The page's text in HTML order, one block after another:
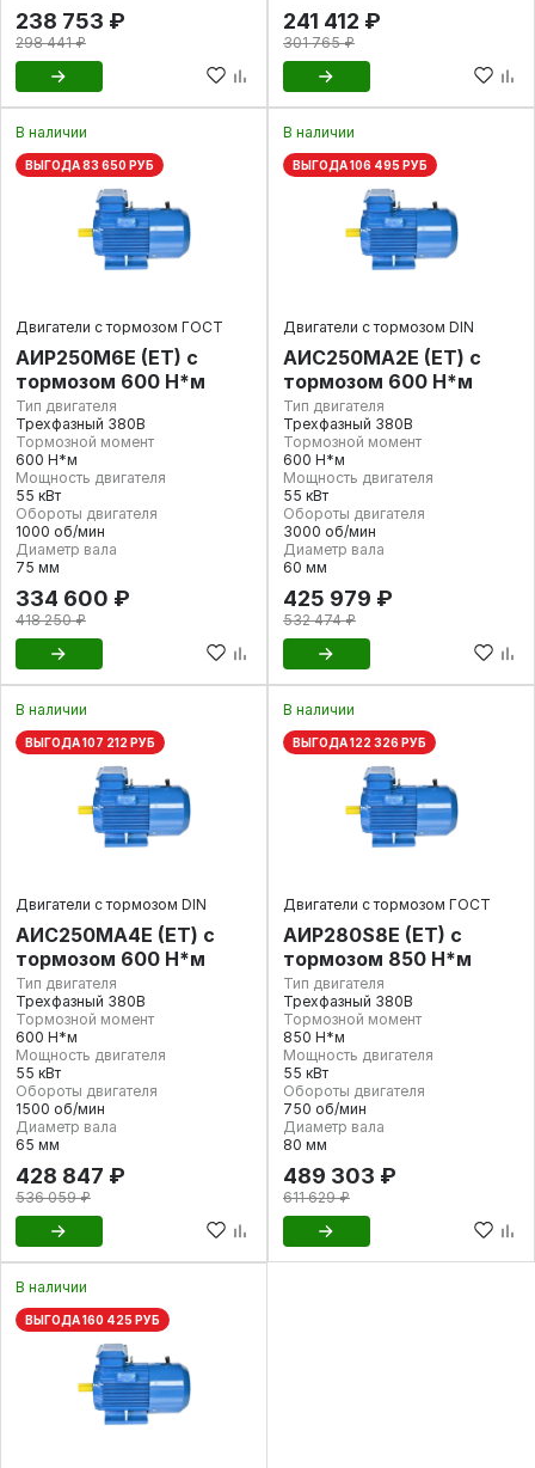
238 753 ₽
298 441 ₽
241 412 ₽
301 765 ₽
В наличии
ВЫГОДА 83 650 РУБ
Двигатели с тормозом ГОСТ
АИР250М6E (ET) с
тормозом 600 Н*м
Тип двигателя
Трехфазный 380В
Тормозной момент
600 Н*м
Мощность двигателя
55 кВт
Обороты двигателя
1000 об/мин
Диаметр вала
75 мм
334 600 ₽
418 250 ₽
В наличии
ВЫГОДА 106 495 РУБ
Двигатели с тормозом DIN
АИС250МА2Е (ET) с
тормозом 600 Н*м
Тип двигателя
Трехфазный 380В
Тормозной момент
600 Н*м
Мощность двигателя
55 кВт
Обороты двигателя
3000 об/мин
Диаметр вала
60 мм
425 979 ₽
532 474 ₽
В наличии
ВЫГОДА 107 212 РУБ
Двигатели с тормозом DIN
АИС250МА4Е (ET) с
тормозом 600 Н*м
Тип двигателя
Трехфазный 380В
Тормозной момент
600 Н*м
Мощность двигателя
55 кВт
Обороты двигателя
1500 об/мин
Диаметр вала
65 мм
428 847 ₽
536 059 ₽
В наличии
ВЫГОДА 122 326 РУБ
Двигатели с тормозом ГОСТ
АИР280S8E (ET) с
тормозом 850 Н*м
Тип двигателя
Трехфазный 380В
Тормозной момент
850 Н*м
Мощность двигателя
55 кВт
Обороты двигателя
750 об/мин
Диаметр вала
80 мм
489 303 ₽
611 629 ₽
В наличии
ВЫГОДА 160 425 РУБ